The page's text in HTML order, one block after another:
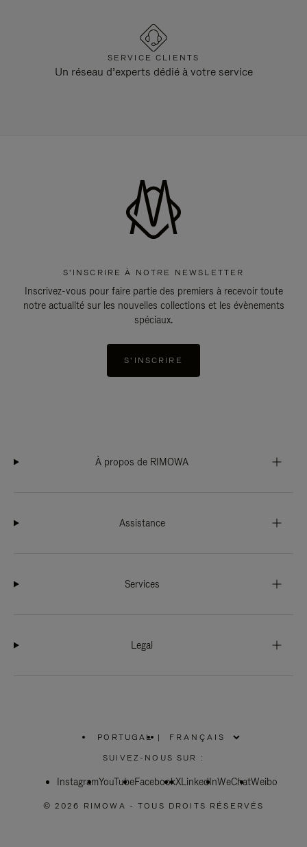
SERVICE CLIENTS
Un réseau d’experts dédié à votre service
S'INSCRIRE À NOTRE NEWSLETTER
Inscrivez-vous pour faire partie des premiers à recevoir toute
notre actualité sur les nouvelles collections et les évènements
spéciaux.
S'INSCRIRE
À propos de RIMOWA
Assistance
Services
Legal
PORTUGAL
SÉLECTIONNEZ
VOTRE
|
SUIVEZ-NOUS SUR :
InstagramYouTubeFacebookXLinkedInWeChatWeibo
© 2026 RIMOWA - TOUS DROITS RÉSERVÉS